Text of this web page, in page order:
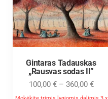
Gintaras Tadauskas
„Rausvas sodas II”
100,00 € – 360,00 €